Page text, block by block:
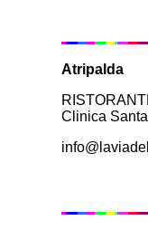
Atripalda
Clinica